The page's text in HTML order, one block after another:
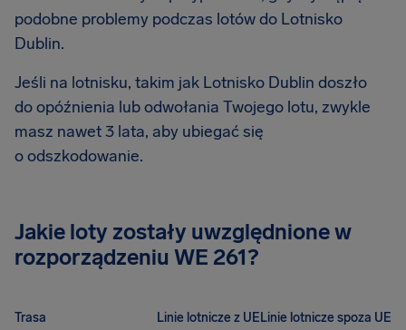
podobne problemy podczas lotów do Lotnisko
Dublin.
Jeśli na lotnisku, takim jak Lotnisko Dublin doszło
do opóźnienia lub odwołania Twojego lotu, zwykle
masz nawet 3 lata, aby ubiegać się
o odszkodowanie.
Jakie loty zostały uwzględnione w
rozporządzeniu WE 261?
Trasa Linie lotnicze z UELinie lotnicze spoza UE